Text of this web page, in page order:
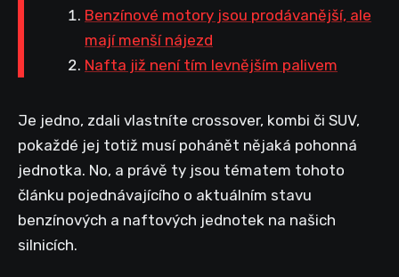
Benzínové motory jsou prodávanější, ale
mají menší nájezd
Nafta již není tím levnějším palivem
Je jedno, zdali vlastníte crossover, kombi či SUV,
pokaždé jej totiž musí pohánět nějaká pohonná
jednotka. No, a právě ty jsou tématem tohoto
článku pojednávajícího o aktuálním stavu
benzínových a naftových jednotek na našich
silnicích.